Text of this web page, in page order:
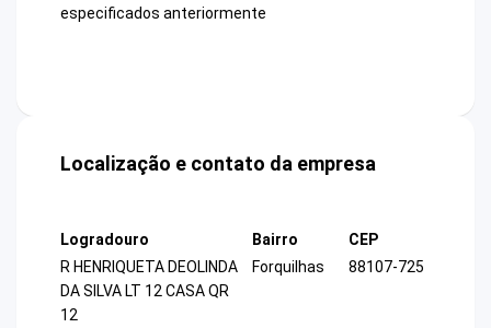
especificados anteriormente
Localização e contato da empresa
Logradouro
R HENRIQUETA DEOLINDA
DA SILVA LT 12 CASA QR
12
Bairro
Forquilhas
CEP
88107-725